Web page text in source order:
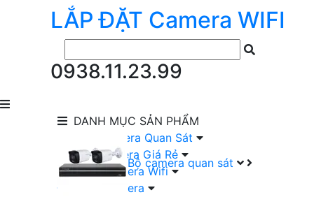
LẮP ĐẶT Camera WIFI
0938.11.23.99
DANH MỤC SẢN PHẨM
Bộ camera quan sát
lắp Đặt Camera Quan Sát
Lắp Bộ Camera Giá Rẻ
Lắp Đặt Camera Wifi
Đầu Ghi Camera